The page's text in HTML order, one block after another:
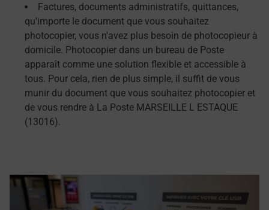
Factures, documents administratifs, quittances,
qu'importe le document que vous souhaitez
photocopier, vous n'avez plus besoin de photocopieur à
domicile. Photocopier dans un bureau de Poste
apparaît comme une solution flexible et accessible à
tous. Pour cela, rien de plus simple, il suffit de vous
munir du document que vous souhaitez photocopier et
de vous rendre à La Poste MARSEILLE L ESTAQUE
(13016).